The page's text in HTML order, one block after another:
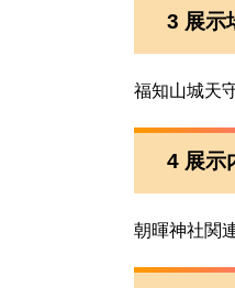
3 展示
福知山城天
4 展示
朝暉神社関